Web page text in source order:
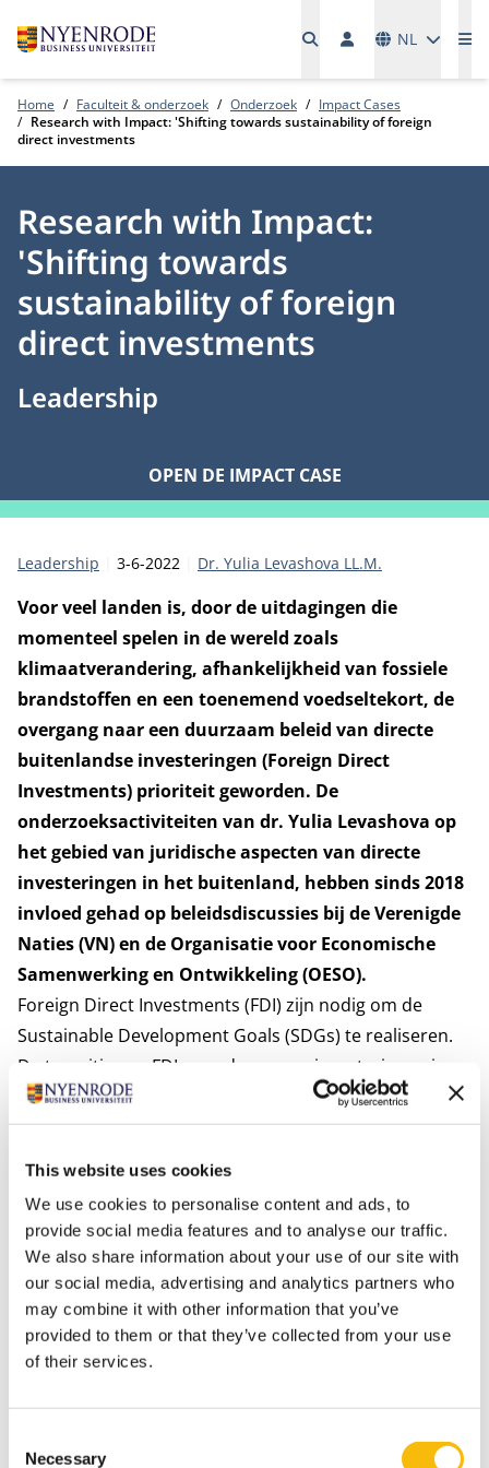
This website uses cookies
We use cookies to personalise content and ads, to
provide social media features and to analyse our traffic.
We also share information about your use of our site with
our social media, advertising and analytics partners who
may combine it with other information that you’ve
provided to them or that they’ve collected from your use
of their services.
Selection
Necessary
NL
Home Faculteit & onderzoek Onderzoek
Impact Cases
Research with Impact: 'Shifting towards sustainability of foreign
direct investments
Research with Impact:
'Shifting towards
sustainability of foreign
direct investments
Leadership
OPEN DE IMPACT CASE
Categorie:
Leadership Publicatiedatum:
3-6-2022 Auteur
Dr. Yulia Levashova LL.M.
Voor veel landen is, door de uitdagingen die
momenteel spelen in de wereld zoals
klimaatverandering, afhankelijkheid van fossiele
brandstoffen en een toenemend voedseltekort, de
overgang naar een duurzaam beleid van directe
buitenlandse investeringen (Foreign Direct
Investments) prioriteit geworden. De
onderzoeksactiviteiten van dr. Yulia Levashova op
het gebied van juridische aspecten van directe
investeringen in het buitenland, hebben sinds 2018
invloed gehad op beleidsdiscussies bij de Verenigde
Naties (VN) en de Organisatie voor Economische
Samenwerking en Ontwikkeling (OESO).
Foreign Direct Investments (FDI) zijn nodig om de
Sustainable Development Goals (SDGs) te realiseren.
De transitie van FDI naar duurzame investeringen is
noodzakelijk om klimaatverandering tegen te gaan,
omdat internationale investeringswetten en -beleid
een belangrijke rol spelen bij de inzet van landen voor